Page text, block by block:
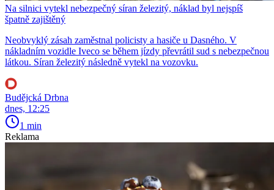
Na silnici vytekl nebezpečný síran železitý, náklad byl nejspíš
špatně zajištěný
Neobvyklý zásah zaměstnal policisty a hasiče u Dasného. V
nákladním vozidle Iveco se během jízdy převrátil sud s nebezpečnou
látkou. Síran železitý následně vytekl na vozovku.
Budějcká Drbna
dnes, 12:25
1 min
Reklama